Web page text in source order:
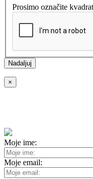
Prosimo označite
Nadaljuj
×
Moje ime:
Moje email: